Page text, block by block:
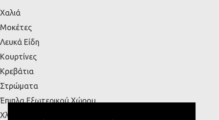
Χαλιά
Μοκέτες
Λευκά Είδη
Κουρτίνες
Κρεβάτια
Στρώματα
Έπιπλα Εξωτερικού Χώρου
Χλοοτάπητες